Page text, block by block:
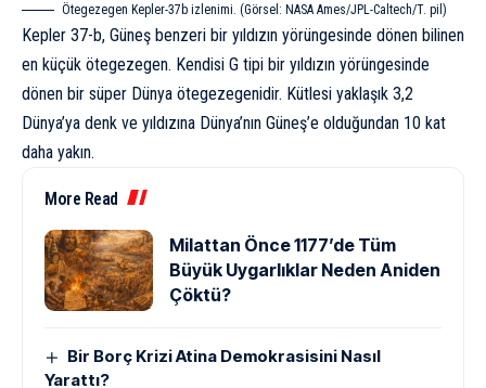
Ötegezegen Kepler-37b izlenimi. (Görsel: NASA Ames/JPL-Caltech/T. pil)
Kepler 37-b, Güneş benzeri bir yıldızın yörüngesinde dönen bilinen
en küçük ötegezegen. Kendisi G tipi bir yıldızın yörüngesinde
dönen bir süper Dünya ötegezegenidir. Kütlesi yaklaşık 3,2
Dünya’ya denk ve yıldızına Dünya’nın Güneş’e olduğundan 10 kat
daha yakın.
More Read
Milattan Önce 1177’de Tüm
Büyük Uygarlıklar Neden Aniden
Çöktü?
Bir Borç Krizi Atina Demokrasisini Nasıl
Yarattı?